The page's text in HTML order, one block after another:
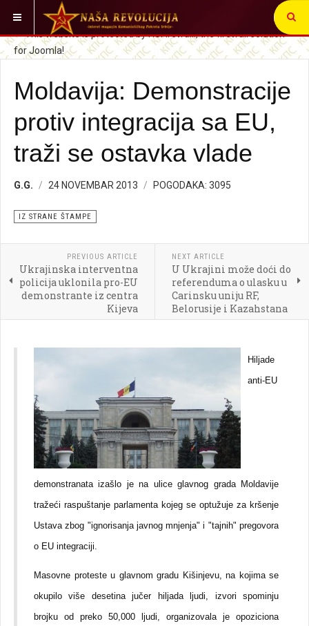
VI STE OVDE: SRBIJA I SVET IZ STRANE ŠTAMPE
Moldavija: Demonstracije
protiv integracija sa EU,
traži se ostavka vlade
G.G. 24 NOVEMBAR 2013 POGODAKA: 3095
IZ STRANE ŠTAMPE
PREVIOUS ARTICLE
Ukrajinska interventna
policija uklonila pro-EU
demonstrante iz centra
Kijeva
NEXT ARTICLE
U Ukrajini može doći do
referenduma o ulasku u
Carinsku uniju RF,
Belorusije i Kazahstana
Hiljade
anti-EU
demonstranata izašlo je na ulice glavnog grada Moldavije
tražeći raspuštanje parlamenta kojeg se optužuje za kršenje
Ustava zbog "ignorisanja javnog mnjenja" i "tajnih" pregovora
o EU integraciji.
Masovne proteste u glavnom gradu Kišinjevu, na kojima se
okupilo više desetina jučer hiljada ljudi, izvori spominju
brojku od preko 50,000 ljudi, organizovala je opoziciona